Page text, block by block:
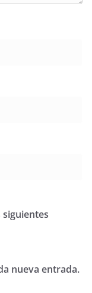
nueva entrada.